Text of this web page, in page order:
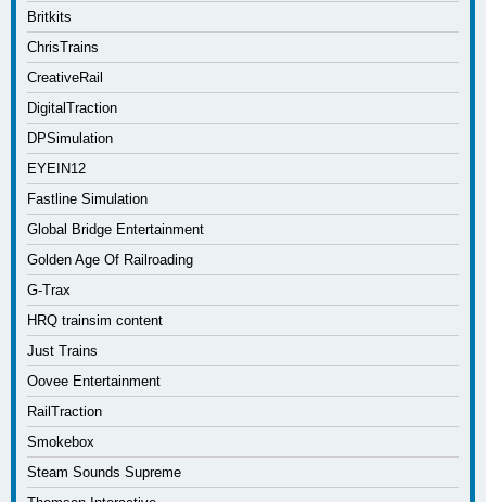
Britkits
ChrisTrains
CreativeRail
DigitalTraction
DPSimulation
EYEIN12
Fastline Simulation
Global Bridge Entertainment
Golden Age Of Railroading
G-Trax
HRQ trainsim content
Just Trains
Oovee Entertainment
RailTraction
Smokebox
Steam Sounds Supreme